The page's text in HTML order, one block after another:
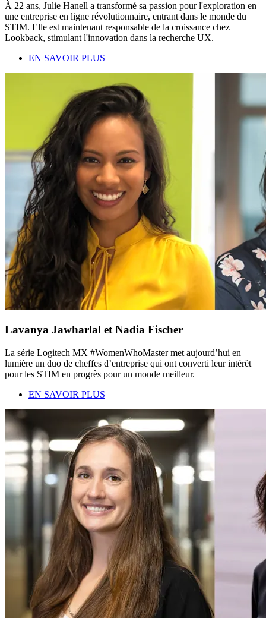
À 22 ans, Julie Hanell a transformé sa passion pour l'exploration en
une entreprise en ligne révolutionnaire, entrant dans le monde du
STIM. Elle est maintenant responsable de la croissance chez
Lookback, stimulant l'innovation dans la recherche UX.
EN SAVOIR PLUS
Lavanya Jawharlal et Nadia Fischer
La série Logitech MX #WomenWhoMaster met aujourd’hui en
lumière un duo de cheffes d’entreprise qui ont converti leur intérêt
pour les STIM en progrès pour un monde meilleur.
EN SAVOIR PLUS